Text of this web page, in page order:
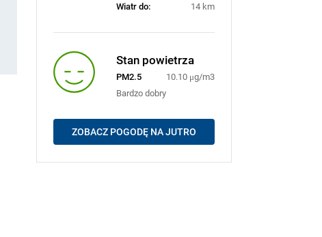
Wiatr do:
14 km
Stan powietrza
PM2.5
10.10 μg/m3
Bardzo dobry
ZOBACZ POGODĘ NA JUTRO